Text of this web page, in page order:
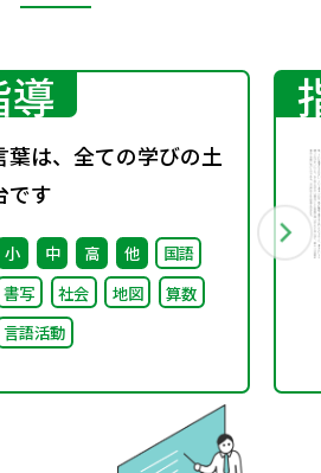
導
葉は、全ての学びの土
です
小 中 高 他
国語
書写
社会 地図
算数
言語活動